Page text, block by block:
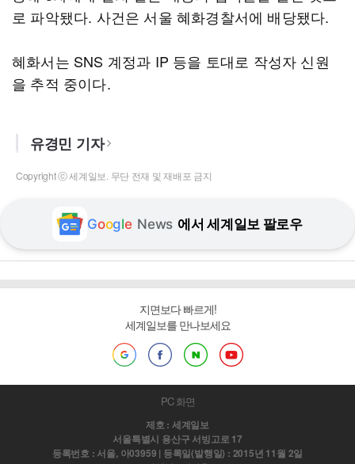
로 파악됐다. 사건은 서울 혜화경찰서에 배당됐다.
혜화서는 SNS 계정과 IP 등을 토대로 작성자 신원
을 추적 중이다.
유경민 기자
Copyright ⓒ 세계일보. 무단 전재 및 재배포 금지
Google News 에서 세계일보 팔로우
지면보다 빠르게!
세계일보를 만나보세요
PC 화면
제호 : 세계일보
서울특별시 용산구 서빙고로 17
등록번호 : 서울, 아03959 | 등록일(발행일) : 2015년 11월 2일